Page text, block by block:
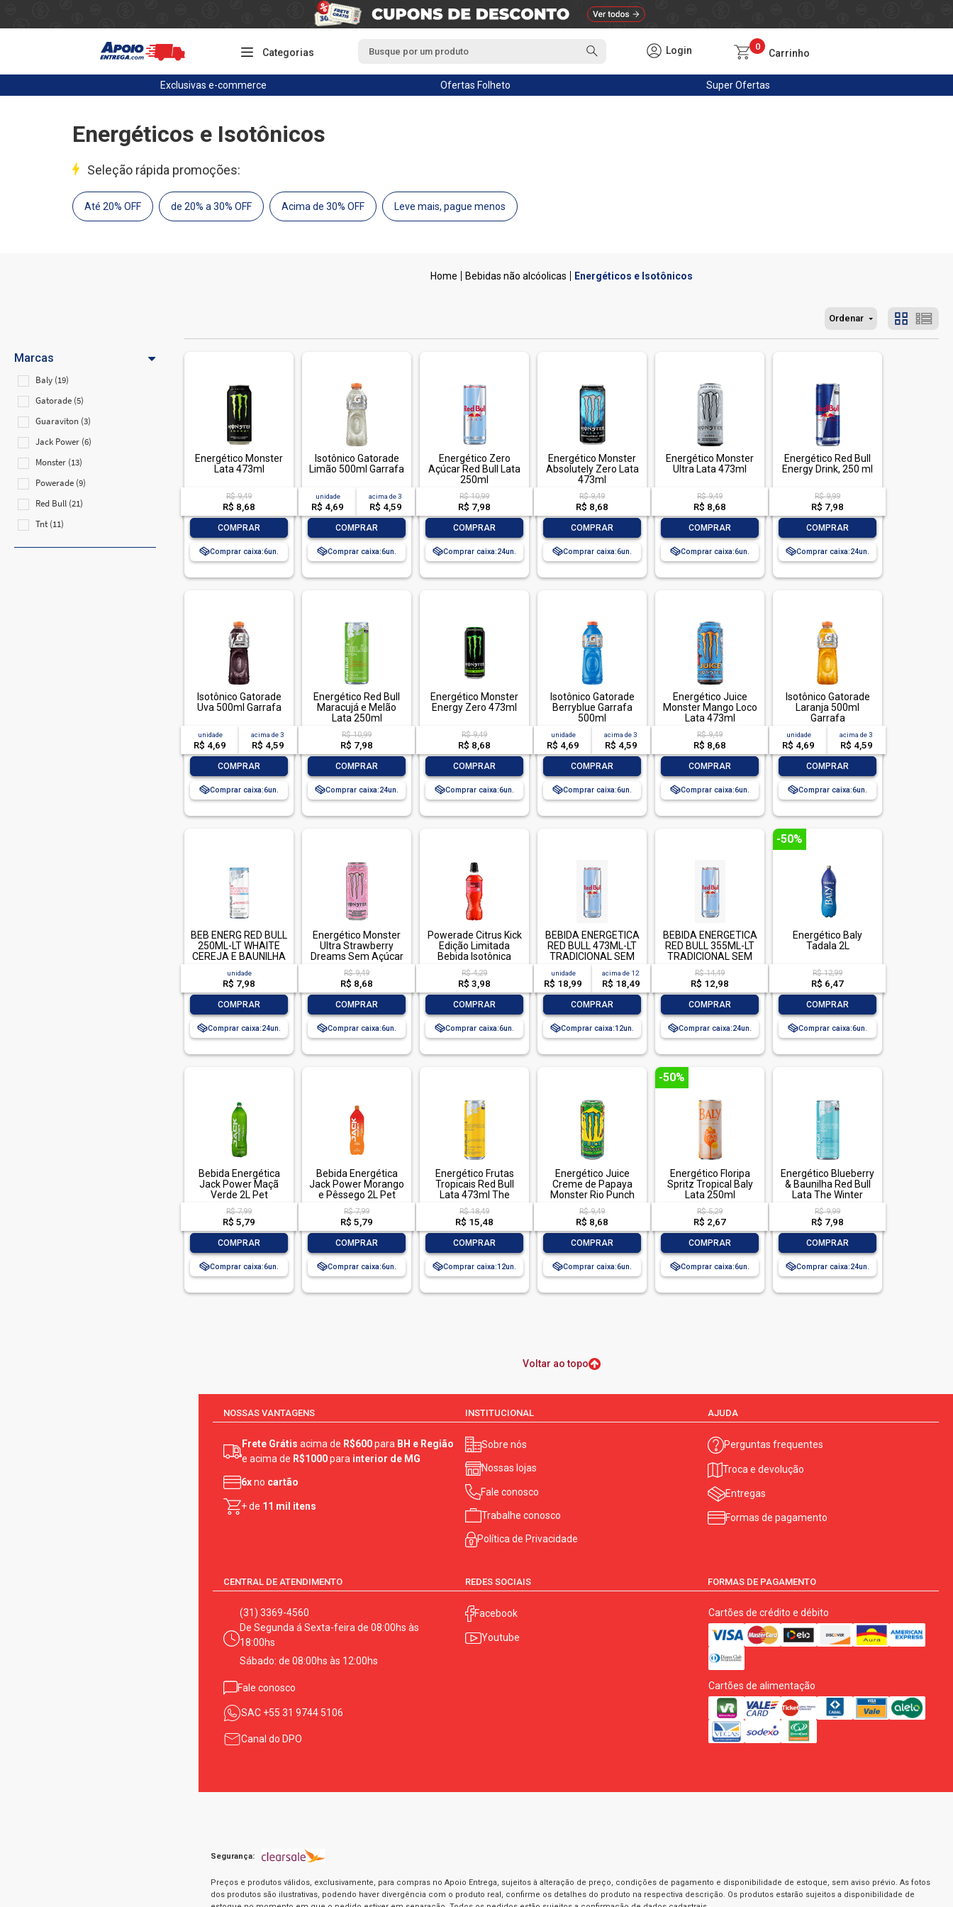
Categorias Login 0
Carrinho
Exclusivas e-commerce Ofertas Folheto SuperOfertas
Energéticos e Isotônicos
Seleção rápida promoções:
Até 20% OFF de 20% a 30% OFF Acima de 30% OFF Leve mais, pague menos
Marcas
Baly (19)
Gatorade (5)
Guaraviton (3)
Jack Power (6)
Monster (13)
Powerade (9)
Red Bull (21)
Tnt (11)
Bebidas não alcóolicas Energéticos e Isotônicos
Ordenar
Energético Monster
Lata 473ml
R$ 9,49
R$ 8,68
COMPRAR
Comprar caixa:6
Isotônico Gatorade
Limão 500ml Garrafa
unidade
R$ 4,69
acima de3
R$ 4,59
COMPRAR
Comprar caixa:6
Energético Zero
Açúcar Red Bull Lata
250ml
R$ 10,99
R$ 7,98
COMPRAR
Comprar caixa:24
Energético Monster
Absolutely Zero Lata
473ml
R$ 9,49
R$ 8,68
COMPRAR
Comprar caixa:6
Energético Monster
Ultra Lata 473ml
R$ 9,49
R$ 8,68
COMPRAR
Comprar caixa:6
Energético Red Bull
Energy Drink, 250 ml
R$ 9,99
R$ 7,98
COMPRAR
Comprar caixa:24
Isotônico Gatorade
Uva 500ml Garrafa
unidade
R$ 4,69
acima de3
R$ 4,59
COMPRAR
Comprar caixa:6
Energético Red Bull
Maracujá e Melão
Lata 250ml
R$ 10,99
R$ 7,98
COMPRAR
Comprar caixa:24
Energético Monster
Energy Zero 473ml
R$ 9,49
R$ 8,68
COMPRAR
Comprar caixa:6
Isotônico Gatorade
Berryblue Garrafa
500ml
unidade
R$ 4,69
acima de3
R$ 4,59
COMPRAR
Comprar caixa:6
Energético Juice
Monster Mango Loco
Lata 473ml
R$ 9,49
R$ 8,68
COMPRAR
Comprar caixa:6
Isotônico Gatorade
Laranja 500ml
Garrafa
unidade
R$ 4,69
acima de3
R$ 4,59
COMPRAR
Comprar caixa:6
BEB ENERG RED BULL
250ML-LT WHAITE
CEREJA E BAUNILHA
unidade
R$ 7,98
COMPRAR
Comprar caixa:24
Energético Monster
Ultra Strawberry
Dreams Sem Açúcar
473ml
R$ 9,49
R$ 8,68
COMPRAR
Comprar caixa:6
Powerade Citrus Kick
Edição Limitada
Bebida Isotônica
500ml PET
R$ 4,29
R$ 3,98
COMPRAR
Comprar caixa:6
BEBIDA ENERGETICA
RED BULL 473ML-LT
TRADICIONAL SEM
ACUCAR
unidade
R$ 18,99
acima de 12
R$ 18,49
COMPRAR
Comprar caixa:12
BEBIDA ENERGETICA
RED BULL 355ML-LT
TRADICIONAL SEM
ACUCAR
R$ 14,49
R$ 12,98
COMPRAR
Comprar caixa:24
-50%
Energético Baly
Tadala 2L
R$ 12,99
R$ 6,47
COMPRAR
Comprar caixa:6
Bebida Energética
Jack Power Maçã
Verde 2L Pet
R$ 7,99
R$ 5,79
COMPRAR
Comprar caixa:6
Bebida Energética
Jack Power Morango
e Pêssego 2L Pet
R$ 7,99
R$ 5,79
COMPRAR
Comprar caixa:6
Energético Frutas
Tropicais Red Bull
Lata 473ml The
Tropical Edition
R$ 18,49
R$ 15,48
COMPRAR
Comprar caixa:12
Energético Juice
Creme de Papaya
Monster Rio Punch
Lata 473ml
R$ 9,49
R$ 8,68
COMPRAR
Comprar caixa:6
-50%
Energético Floripa
Spritz Tropical Baly
Lata 250ml
R$ 5,29
R$ 2,67
COMPRAR
Comprar caixa:6
Energético Blueberry
& Baunilha Red Bull
Lata The Winter
Edition 250ml
R$ 9,99
R$ 7,98
COMPRAR
Comprar caixa:24
Voltar ao topo
NOSSAS VANTAGENS
Frete Grátis acima de R$600para BH e Região
e acima de R$1000para interior de MG
6xno cartão
+ de 11 mil itens
INSTITUCIONAL
Sobre nós
Nossas lojas
Fale conosco
Trabalhe conosco
Política de Privacidade
AJUDA
Perguntas frequentes
Troca e devolução
Entregas
Formas de pagamento
CENTRAL DE ATENDIMENTO
(31) 3369-4560
De Segunda á Sexta-feira de 08:00hs às
18:00hs
Sábado: de 08:00hs às 12:00hs
Fale conosco
SAC +55 31 9744 5106
Canal do DPO
REDES SOCIAIS
Facebook
Youtube
FORMAS DE PAGAMENTO
Cartões de crédito e débito
Cartões de alimentação
Segurança:
Preços e produtos válidos, exclusivamente, para compras no Apoio Entrega, sujeitos à alteração de preço, condições de pagamento e disponibilidade de estoque, sem aviso prévio. As fotos
dos produtos são ilustrativas, podendo haver divergência com o produto real, confirme os detalhes do produto na respectiva descrição. Os produtos estarão sujeitos a disponibilidade de